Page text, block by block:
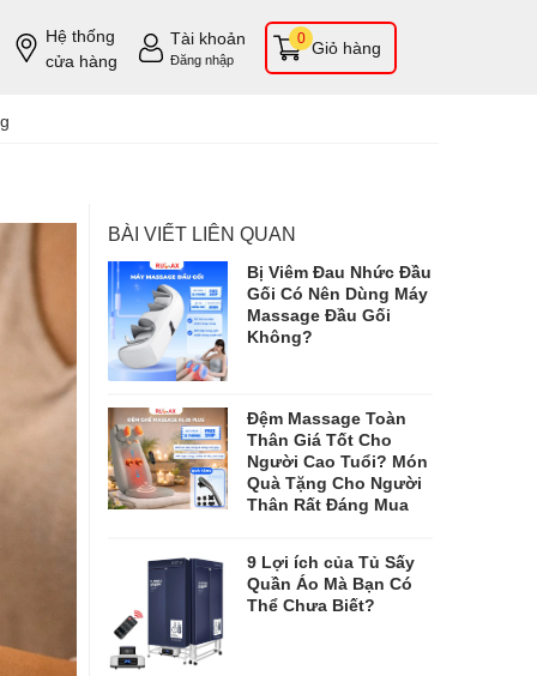
Hệ thống
cửa hàng
Tài khoản
Đăng nhập
Giỏ hàng
0
BÀI VIẾT LIÊN QUAN
Bị Viêm Đau Nhức Đầu
Gối Có Nên Dùng Máy
Massage Đầu Gối
Không?
Đệm Massage Toàn
Thân Giá Tốt Cho
Người Cao Tuổi? Món
Quà Tặng Cho Người
Thân Rất Đáng Mua
9 Lợi ích của Tủ Sấy
Quần Áo Mà Bạn Có
Thể Chưa Biết?